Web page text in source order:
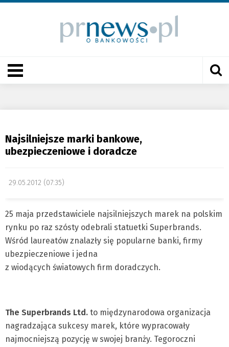
Najsilniejsze marki bankowe,
ubezpieczeniowe i doradcze
29.05.2012 (07:35)
25 maja przedstawiciele najsilniejszych marek na polskim
rynku po raz szósty odebrali statuetki Superbrands.
Wśród laureatów znalazły się popularne banki, firmy
ubezpieczeniowe i jedna
z wiodących światowych firm doradczych.
The Superbrands Ltd. to międzynarodowa organizacja
nagradzająca sukcesy marek, które wypracowały
najmocniejszą pozycję w swojej branży. Tegoroczni